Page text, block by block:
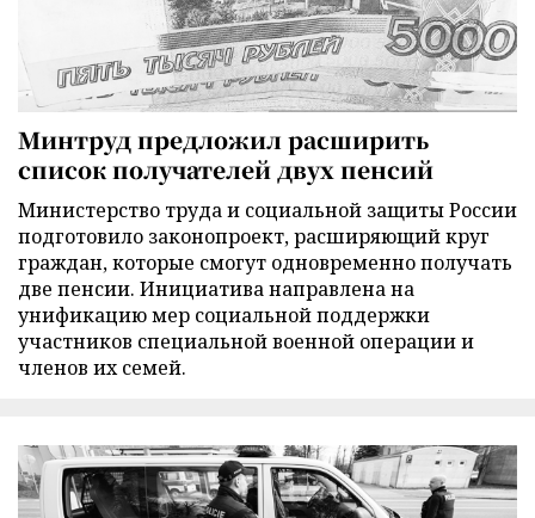
Минтруд предложил расширить
список получателей двух пенсий
Министерство труда и социальной защиты России
подготовило законопроект, расширяющий круг
граждан, которые смогут одновременно получать
две пенсии. Инициатива направлена на
унификацию мер социальной поддержки
участников специальной военной операции и
членов их семей.